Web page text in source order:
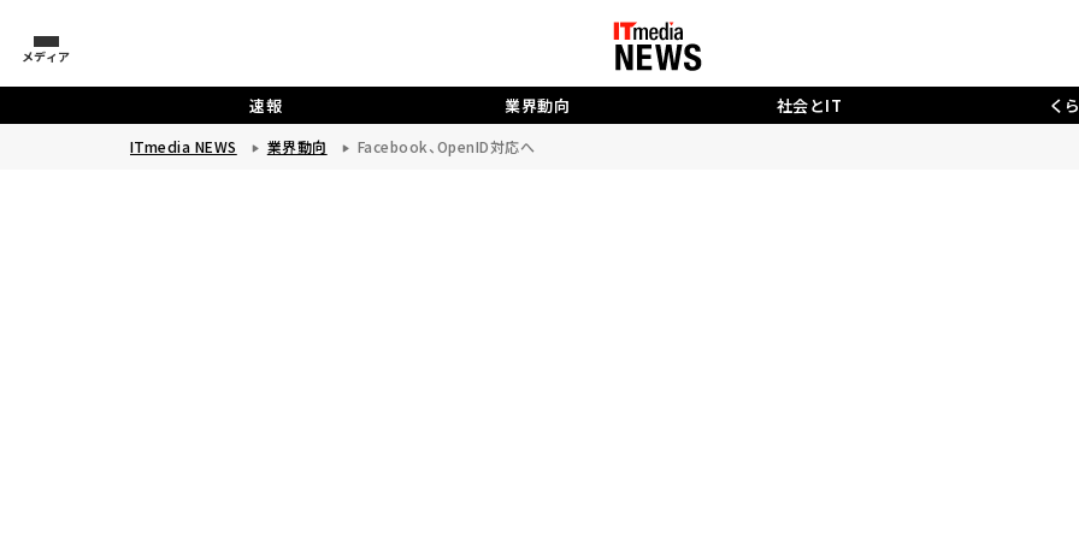
メディア
速報 業界動向 社会とIT く
ITmedia NEWS 業界動向 Facebook、OpenID対応へ